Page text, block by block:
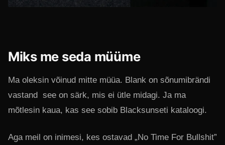
Miks me seda müüme
Ma oleksin võinud mitte müüa. Blank on sõnumibrändi
vastand see on särk, mis ei ütle midagi. Ja ma
mõtlesin kaua, kas see sobib Blacksunseti kataloogi.
Aga meil on inimesi, kes ostavad „No Time For Bullshit”